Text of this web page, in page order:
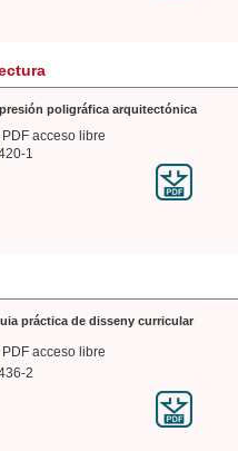
poligráfica arquitectónica
acceso libre
1
práctica de disseny curricular
acceso libre
2